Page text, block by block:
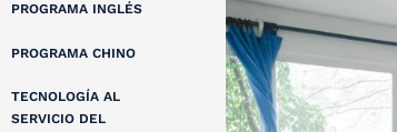
PROGRAMA INGLÉS
PROGRAMA CHINO
TECNOLOGÍA AL
SERVICIO DEL